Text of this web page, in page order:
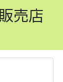
売店